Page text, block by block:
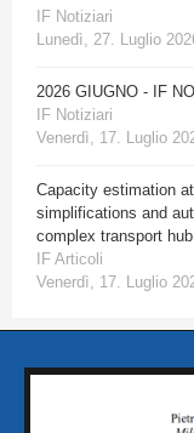
IF Notiziari
Lunedì, 27. Luglio
2026 GIUGNO - IF
IF Notiziari
Venerdì, 17. Luglio
Capacity estimation
simplifications and
complex transport hub
IF Articoli
Venerdì, 17. Luglio